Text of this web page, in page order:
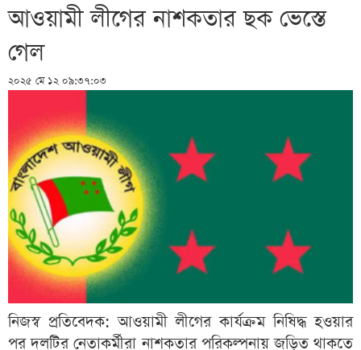
আওয়ামী লীগের নাশকতার ছক ভেস্তে
গেল
২০২৫ মে ১২ ০৯:৩৭:০৩
নিজস্ব প্রতিবেদক: আওয়ামী লীগের কার্যক্রম নিষিদ্ধ হওয়ার
পর দলটির নেতাকর্মীরা নাশকতার পরিকল্পনায় জড়িত থাকতে